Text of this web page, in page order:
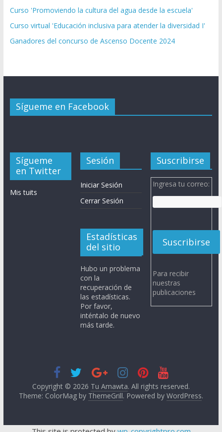
Curso 'Promoviendo la cultura del agua desde la escuela'
Curso virtual 'Educación inclusiva para atender la diversidad I'
Ganadores del concurso de Ascenso Docente 2024
Sígueme en Facebook
Sígueme
en Twitter
Mis tuits
Sesión
Iniciar Sesión
Cerrar Sesión
Estadísticas
del sitio
Hubo un problema
con la
recuperación de
las estadísticas.
Por favor,
inténtalo de nuevo
más tarde.
Suscribirse
Ingresa tu correo:
Para recibir
nuestras
publicaciones
Copyright © 2026 Tu Amawta. All rights reserved.
Theme: ColorMag by ThemeGrill. Powered by WordPress.